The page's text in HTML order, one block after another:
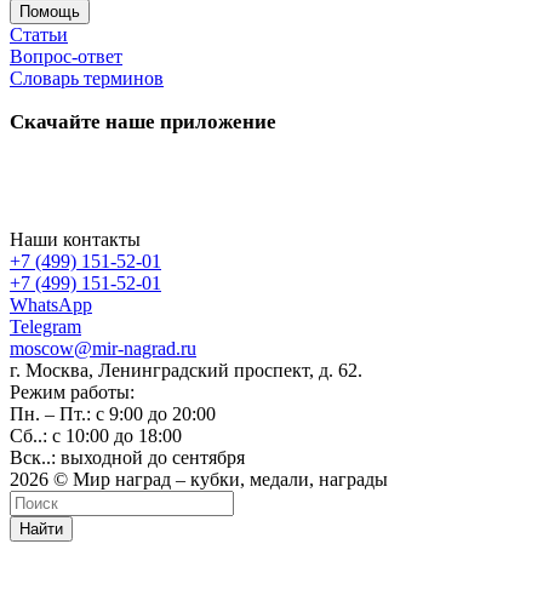
Помощь
Статьи
Вопрос-ответ
Словарь терминов
Скачайте наше приложение
Наши контакты
+7 (499) 151-52-01
+7 (499) 151-52-01
WhatsApp
Telegram
moscow@mir-nagrad.ru
г. Москва, Ленинградский проспект, д. 62.
Режим работы:
Пн. – Пт.: с 9:00 до 20:00
Сб..: с 10:00 до 18:00
Вск..: выходной до сентября
2026 © Мир наград – кубки, медали, награды
Найти